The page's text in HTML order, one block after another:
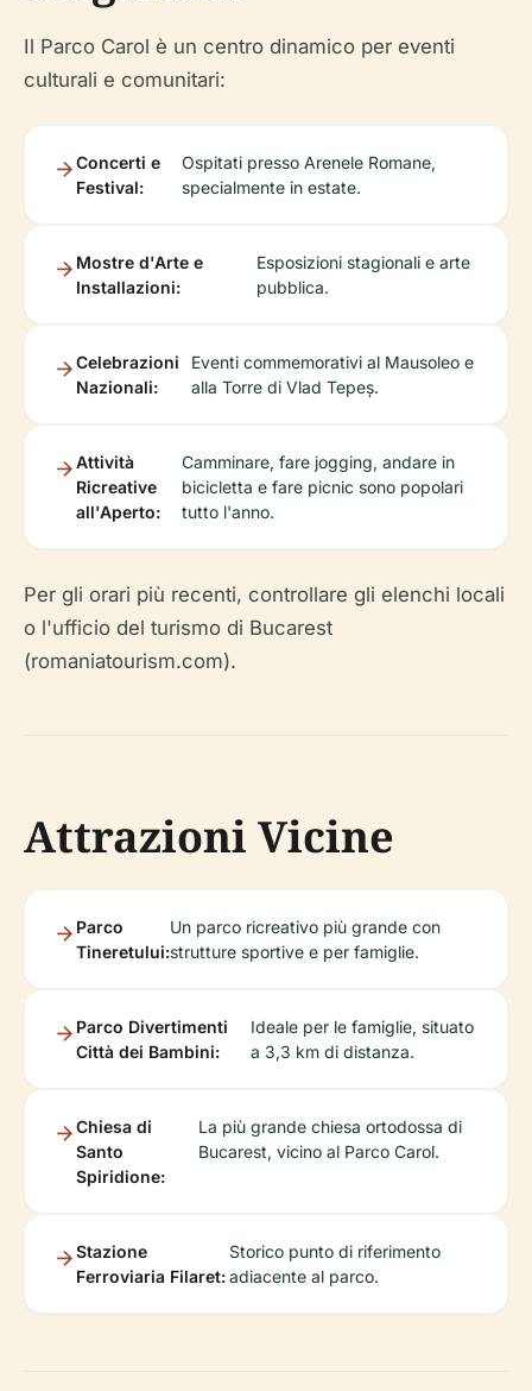
Il Parco Carol è un centro dinamico per eventi
culturali e comunitari:
Concerti e
Festival:
Ospitati presso Arenele Romane,
specialmente in estate.
Mostre d'Arte e
Installazioni:
Esposizioni stagionali e arte
pubblica.
Celebrazioni
Nazionali:
Eventi commemorativi al Mausoleo e
alla Torre di Vlad Tepeș.
Attività
Ricreative
all'Aperto:
Camminare, fare jogging, andare in
bicicletta e fare picnic sono popolari
tutto l'anno.
Per gli orari più recenti, controllare gli elenchi locali
o l'ufficio del turismo di Bucarest
(romaniatourism.com).
Attrazioni Vicine
Parco
Tineretului:
Un parco ricreativo più grande con
strutture sportive e per famiglie.
Parco Divertimenti
Città dei Bambini:
Ideale per le famiglie, situato
a 3,3 km di distanza.
Chiesa di
Santo
Spiridione:
La più grande chiesa ortodossa di
Bucarest, vicino al Parco Carol.
Stazione
Ferroviaria Filaret:
Storico punto di riferimento
adiacente al parco.